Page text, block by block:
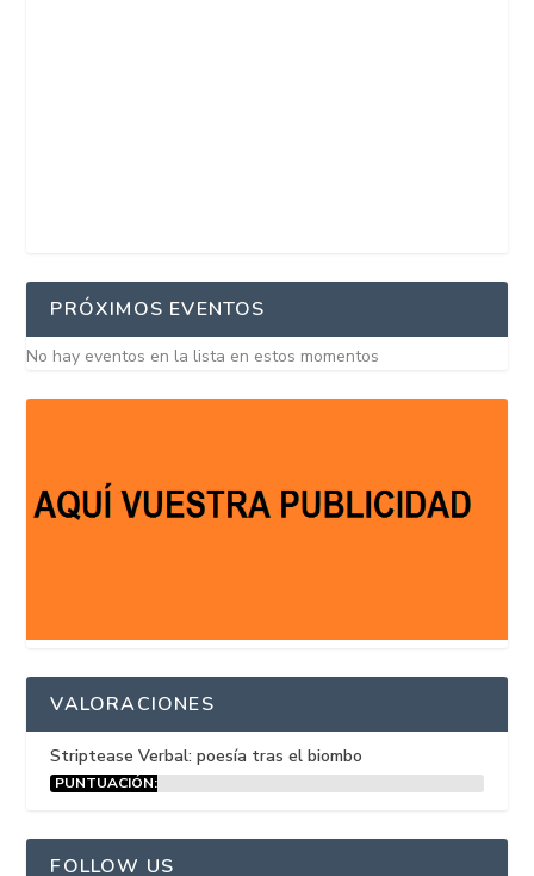
PRÓXIMOS EVENTOS
No hay eventos en la lista en estos momentos
VALORACIONES
Striptease Verbal: poesía tras el biombo
PUNTUACIÓN:
FOLLOW US